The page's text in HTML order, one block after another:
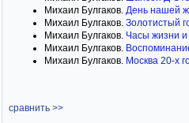
Михаил Булгаков. День нашей
Михаил Булгаков. Золотистый
Михаил Булгаков. Часы жизни и
Михаил Булгаков.
Михаил Булгаков. Москва 20-х
сравнить >>